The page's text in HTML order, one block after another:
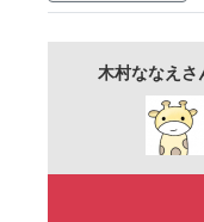
木村ななえさ